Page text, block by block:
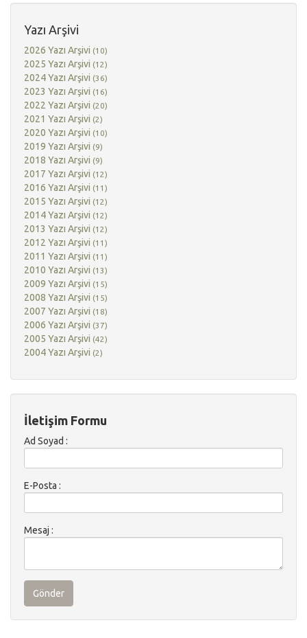
Yazı Arşivi
2026 Yazı Arşivi (10)
2025 Yazı Arşivi (12)
2024 Yazı Arşivi (36)
2023 Yazı Arşivi (16)
2022 Yazı Arşivi (20)
2021 Yazı Arşivi (2)
2020 Yazı Arşivi (10)
2019 Yazı Arşivi (9)
2018 Yazı Arşivi (9)
2017 Yazı Arşivi (12)
2016 Yazı Arşivi (11)
2015 Yazı Arşivi (12)
2014 Yazı Arşivi (12)
2013 Yazı Arşivi (12)
2012 Yazı Arşivi (11)
2011 Yazı Arşivi (11)
2010 Yazı Arşivi (13)
2009 Yazı Arşivi (15)
2008 Yazı Arşivi (15)
2007 Yazı Arşivi (18)
2006 Yazı Arşivi (37)
2005 Yazı Arşivi (42)
2004 Yazı Arşivi (2)
İletişim Formu
Ad Soyad :
E-Posta :
Mesaj :
Gönder